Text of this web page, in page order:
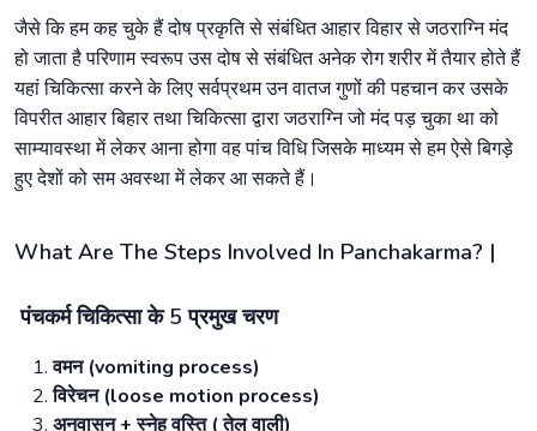
जैसे कि हम कह चुके हैं दोष प्रकृति से संबंधित आहार विहार से जठराग्नि मंद
हो जाता है परिणाम स्वरूप उस दोष से संबंधित अनेक रोग शरीर में तैयार होते हैं
यहां चिकित्सा करने के लिए सर्वप्रथम उन वातज गुणों की पहचान कर उसके
विपरीत आहार बिहार तथा चिकित्सा द्वारा जठराग्नि जो मंद पड़ चुका था को
साम्यावस्था में लेकर आना होगा वह पांच विधि जिसके माध्यम से हम ऐसे बिगड़े
हुए देशों को सम अवस्था में लेकर आ सकते हैं।
What Are The Steps Involved In Panchakarma? |
पंचकर्म चिकित्सा के 5 प्रमुख चरण
वमन (vomiting process)
विरेचन (loose motion process)
अनुवासन + स्नेह वस्ति ( तेल वाली)